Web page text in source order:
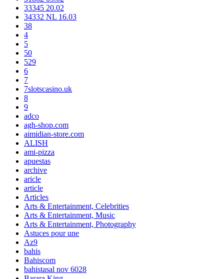
33345 20.02
34332 NL 16.03
38
4
5
50
529
6
7
7slotscasino.uk
8
9
adco
agh-shop.com
aimidian-store.com
ALISH
ami-pizza
apuestas
archive
aricle
article
Articles
Arts & Entertainment, Celebrities
Arts & Entertainment, Music
Arts & Entertainment, Photography
Astuces pour une
Az9
bahis
Bahiscom
bahistasal nov 6028